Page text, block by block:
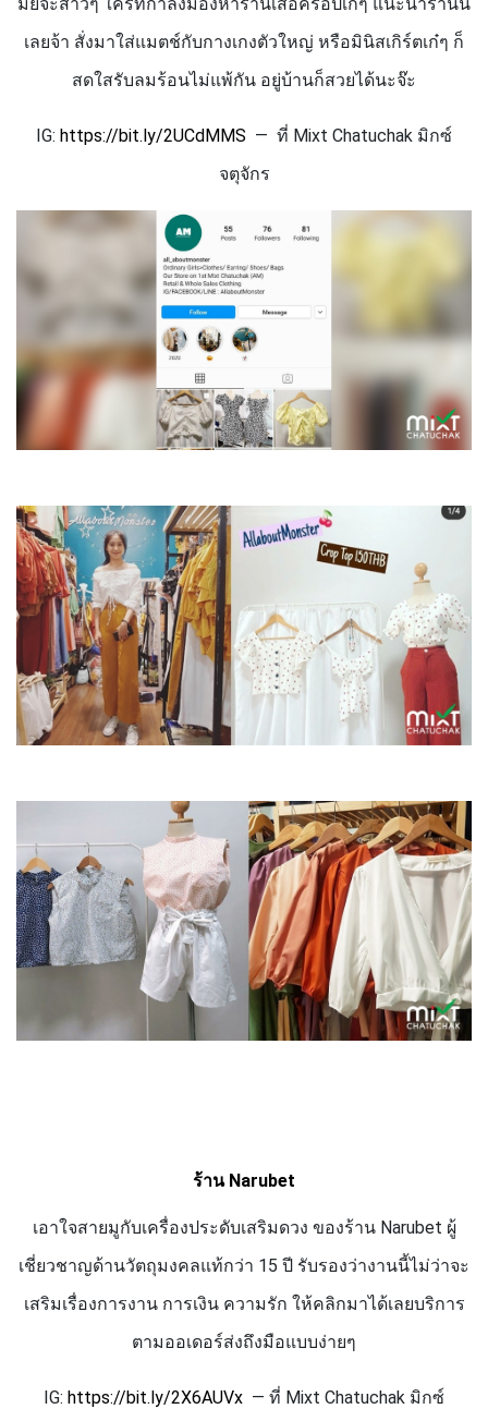
เลยจ้า สั่งมาใส่แมตช์กับกางเกงตัวใหญ่ หรือมินิสเกิร์ตเก๋ๆ ก็
สดใสรับลมร้อนไม่แพ้กัน อยู่บ้านก็สวยได้นะจ๊ะ
IG: https://bit.ly/2UCdMMS — ที่ Mixt Chatuchak มิกซ์
จตุจักร
ร้าน Narubet
เอาใจสายมูกับเครื่องประดับเสริมดวง ของร้าน Narubet ผู้
เชี่ยวชาญด้านวัตถุมงคลแท้กว่า 15 ปี รับรองว่างานนี้ไม่ว่าจะ
เสริมเรื่องการงาน การเงิน ความรัก ให้คลิกมาได้เลยบริการ
ตามออเดอร์ส่งถึงมือแบบง่ายๆ
IG: https://bit.ly/2X6AUVx — ที่ Mixt Chatuchak มิกซ์